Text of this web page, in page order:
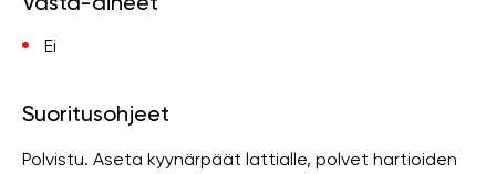
Ei
Suoritusohjeet
Polvistu. Aseta kyynärpäät lattialle, polvet hartioiden